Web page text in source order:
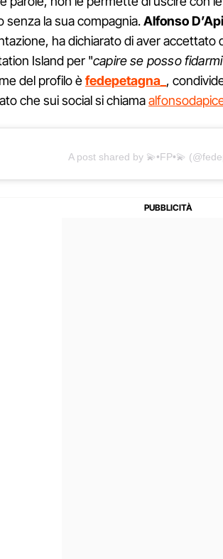
senza la sua compagnia.Alfonso
ha dichiarato di aver accettato
Island per "capire se posso
del profilo èfedepetagna_ ,
che sui social si chiama
A post shared by 💫•FP•💫